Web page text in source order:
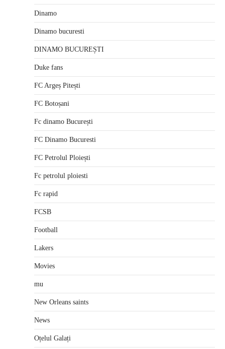
Dinamo
Dinamo bucuresti
DINAMO BUCUREȘTI
Duke fans
FC Argeș Pitești
FC Botoșani
Fc dinamo București
FC Dinamo Bucuresti
FC Petrolul Ploiești
Fc petrolul ploiesti
Fc rapid
FCSB
Football
Lakers
Movies
mu
New Orleans saints
News
Oțelul Galați